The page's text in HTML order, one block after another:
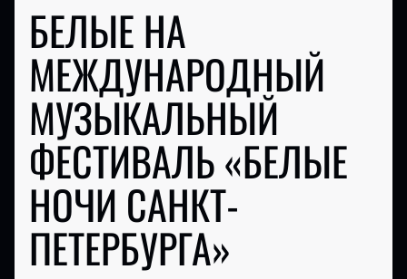
БЕЛЫЕ НА
МЕЖДУНАРОДНЫЙ
МУЗЫКАЛЬНЫЙ
ФЕСТИВАЛЬ «БЕЛЫЕ
НОЧИ САНКТ-
ПЕТЕРБУРГА»